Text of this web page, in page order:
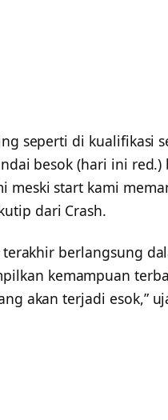
seperti di kualifikasi
besok (hari ini
meski start kami
dari Crash.
terakhir berlangsung
kemampuan
akan terjadi esok,”